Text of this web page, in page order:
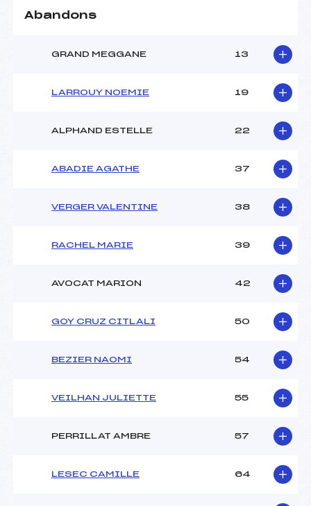
Abandons
GRAND MEGGANE 13
LARROUY NOEMIE 19
ALPHAND ESTELLE 22
ABADIE AGATHE 37
VERGER VALENTINE 38
RACHEL MARIE 39
AVOCAT MARION 42
GOY CRUZ CITLALI 50
BEZIER NAOMI 54
VEILHAN JULIETTE 55
PERRILLAT AMBRE 57
LESEC CAMILLE 64